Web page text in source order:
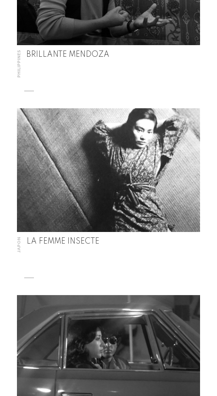
PHILIPPINES BRILLANTE MENDOZA
JAPON LA FEMME INSECTE